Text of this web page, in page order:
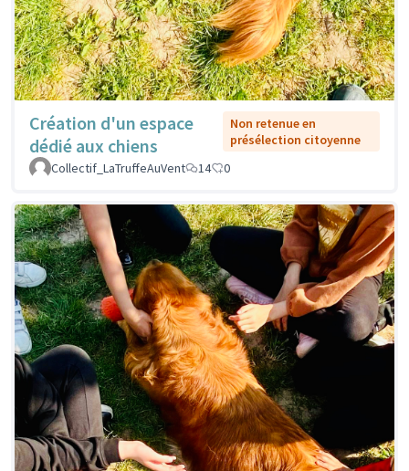
Création d'un espace
dédié aux chiens
Non retenue en
présélection citoyenne
Collectif_LaTruffeAuVent
14 0